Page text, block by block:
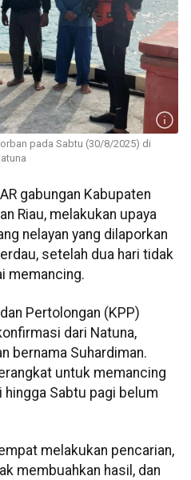
pada Sabtu (30/8/2025) di
gabungan Kabupaten
Riau, melakukan upaya
nelayan yang dilaporkan
setelah dua hari tidak
memancing.
Pertolongan (KPP)
dari Natuna,
bernama Suhardiman.
untuk memancing
Sabtu pagi belum
melakukan pencarian,
membuahkan hasil, dan